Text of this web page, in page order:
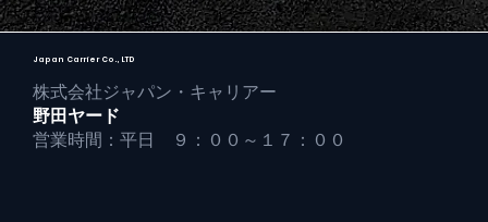
Japan Carrier Co., LTD
株式会社ジャパン・キャリアー
野田ヤード
営業時間：平日 ９：００～１７：００